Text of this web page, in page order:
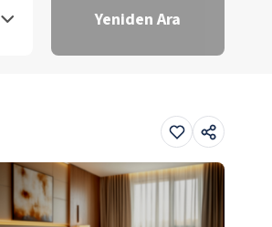
Yeniden Ara